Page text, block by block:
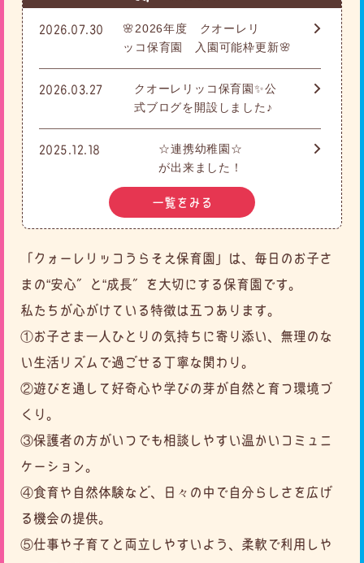
2026.07.30
🌸2026年度 クオーレリ
ッコ保育園 入園可能枠更新🌸
2026.03.27
クオーレリッコ保育園✨公
式ブログを開設しました♪
2025.12.18
☆連携幼稚園☆
が出来ました！
一覧をみる
「クォーレリッコうらそえ保育園」は、毎日のお子さ
まの“安心”と“成長”を大切にする保育園です。
私たちが心がけている特徴は五つあります。
①お子さま一人ひとりの気持ちに寄り添い、無理のな
い生活リズムで過ごせる丁寧な関わり。
②遊びを通して好奇心や学びの芽が自然と育つ環境づ
くり。
③保護者の方がいつでも相談しやすい温かいコミュニ
ケーション。
④食育や自然体験など、日々の中で自分らしさを広げ
る機会の提供。
⑤仕事や子育てと両立しやすいよう、柔軟で利用しや